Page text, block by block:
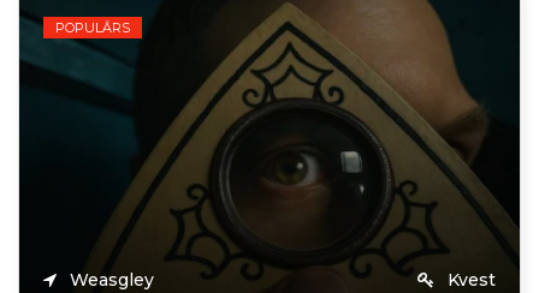
POPULĀRS
Weasgley Kvest